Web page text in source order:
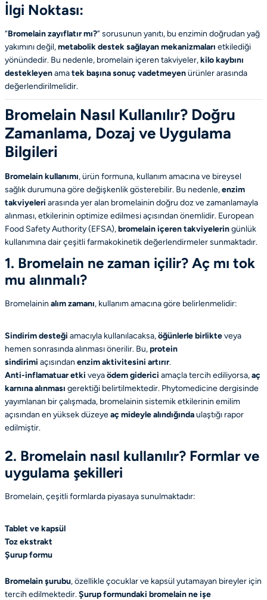
İlgi Noktası:
“Bromelain zayıflatır mı?” sorusunun yanıtı, bu enzimin doğrudan yağ
yakımını değil,metabolik destek sağlayan mekanizmaları etkilediği
yönündedir. Bu nedenle, bromelain içeren takviyeler,kilo kaybını
destekleyenamatek başına sonuç vadetmeyenürünler arasında
değerlendirilmelidir.
Bromelain Nasıl Kullanılır? Doğru
Zamanlama, Dozaj ve Uygulama
Bilgileri
Bromelain kullanımı, ürün formuna, kullanım amacına ve bireysel
sağlık durumuna göre değişkenlik gösterebilir. Bu nedenle,enzim
takviyeleri arasında yer alan bromelainin doğru doz ve zamanlamayla
alınması, etkilerinin optimize edilmesi açısından önemlidir. European
Food Safety Authority(EFSA),bromelain içeren takviyeleringünlük
kullanımına dair çeşitli farmakokinetik değerlendirmeler sunmaktadır.
1. Bromelain ne zaman içilir? Aç mı tok
mu alınmalı?
Bromelainin alım zamanı, kullanım amacına göre belirlenmelidir:
Sindirim desteği amacıyla kullanılacaksa,öğünlerle birlikteveya
hemen sonrasında alınması önerilir. Bu,protein
sindirimi açısından enzim aktivitesini artırır.
Anti-inflamatuar etki veyaödem giderici amaçla tercih ediliyorsa,aç
karnına alınması gerektiği belirtilmektedir. Phytomedicinedergisinde
yayımlanan bir çalışmada, bromelainin sistemik etkilerinin emilim
açısından en yüksek düzeyeaç mideyle alındığındaulaştığı rapor
edilmiştir.
2. Bromelain nasıl kullanılır? Formlar ve
uygulama şekilleri
Bromelain, çeşitli formlarda piyasaya sunulmaktadır:
Tablet ve kapsül
Toz ekstrakt
Şurup formu
Bromelain şurubu, özellikle çocuklar ve kapsül yutamayan bireyler için
tercih edilmektedir.Şurup formundaki bromelain ne işe